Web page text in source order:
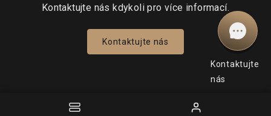
Kontaktujte nás kdykoli pro více informací.
Kontaktujte nás
Kontaktujte
nás